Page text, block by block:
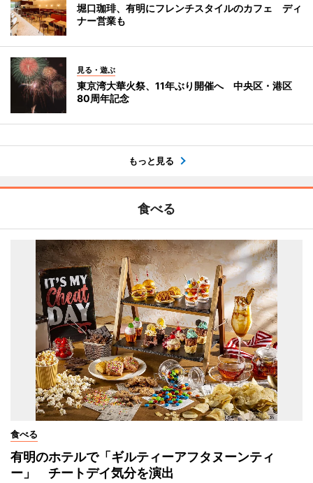
堀口珈琲、有明にフレンチスタイルのカフェ ディ
ナー営業も
見る・遊ぶ
東京湾大華火祭、11年ぶり開催へ 中央区・港区
80周年記念
もっと見る
食べる
食べる
有明のホテルで「ギルティーアフタヌーンティ
ー」 チートデイ気分を演出